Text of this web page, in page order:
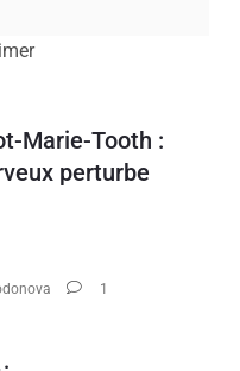
Marie-Tooth :
perturbe
1